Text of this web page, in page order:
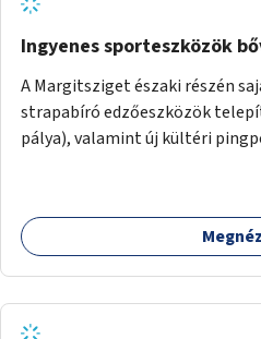
Ingyenes sporteszközök
A Margitsziget északi részén
strapabíró edzőeszközök
pálya), valamint új kültéri
népszerű, ingyenes sportolási
sziget északi felén, ahol